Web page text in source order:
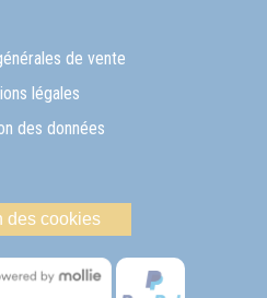
de vente
légales
des données
des cookies